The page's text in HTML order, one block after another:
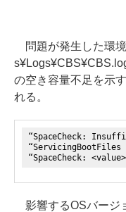
問題が発生した環
の空き容量不足を示
れる。
“SpaceCheck:
“SpaceCheck:
影響するOSバージ